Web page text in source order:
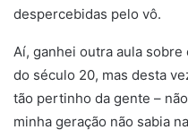
despercebidas pelo vô.
Aí, ganhei outra aula
do século 20, mas desta
tão pertinho da gente –
minha geração não sabia